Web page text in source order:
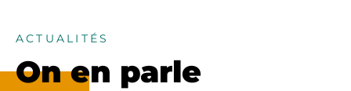
ACTUALITÉS
On en parle